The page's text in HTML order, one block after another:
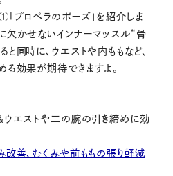
プロペラのポーズ」を紹介しま
欠かせないインナーマッスル“骨
同時に、ウエストや内ももなど、
る効果が期待できますよ。
ウエストや二の腕の引き締めに効
善、むくみや前ももの張り軽減